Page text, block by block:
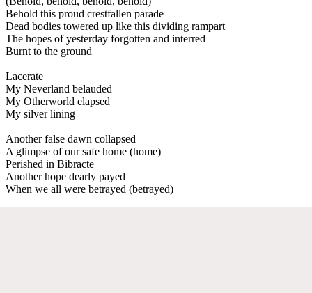
Behold this proud crestfallen parade
Dead bodies towered up like this dividing rampart
The hopes of yesterday forgotten and interred
Burnt to the ground
Lacerate
My Neverland belauded
My Otherworld elapsed
My silver lining
Another false dawn collapsed
A glimpse of our safe home (home)
Perished in Bibracte
Another hope dearly payed
When we all were betrayed (betrayed)